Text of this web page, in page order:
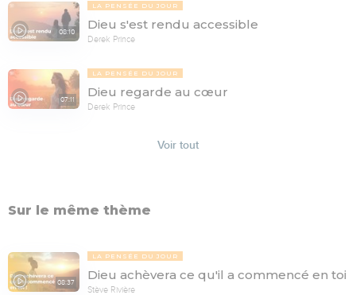
08:10
LA PENSÉE DU JOUR
Dieu s'est rendu accessible
Derek Prince
07:11
LA PENSÉE DU JOUR
Dieu regarde au cœur
Derek Prince
Voir tout
Sur le même thème
08:37
LA PENSÉE DU JOUR
Dieu achèvera ce qu'il a commencé en toi
Stève Rivière